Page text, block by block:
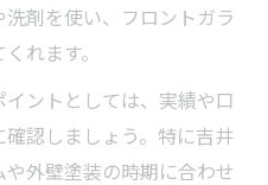
剤を使い、フロントガラ
れます。
ントとしては、実績や口
認しましょう。特に吉井
外壁塗装の時期に合わせ